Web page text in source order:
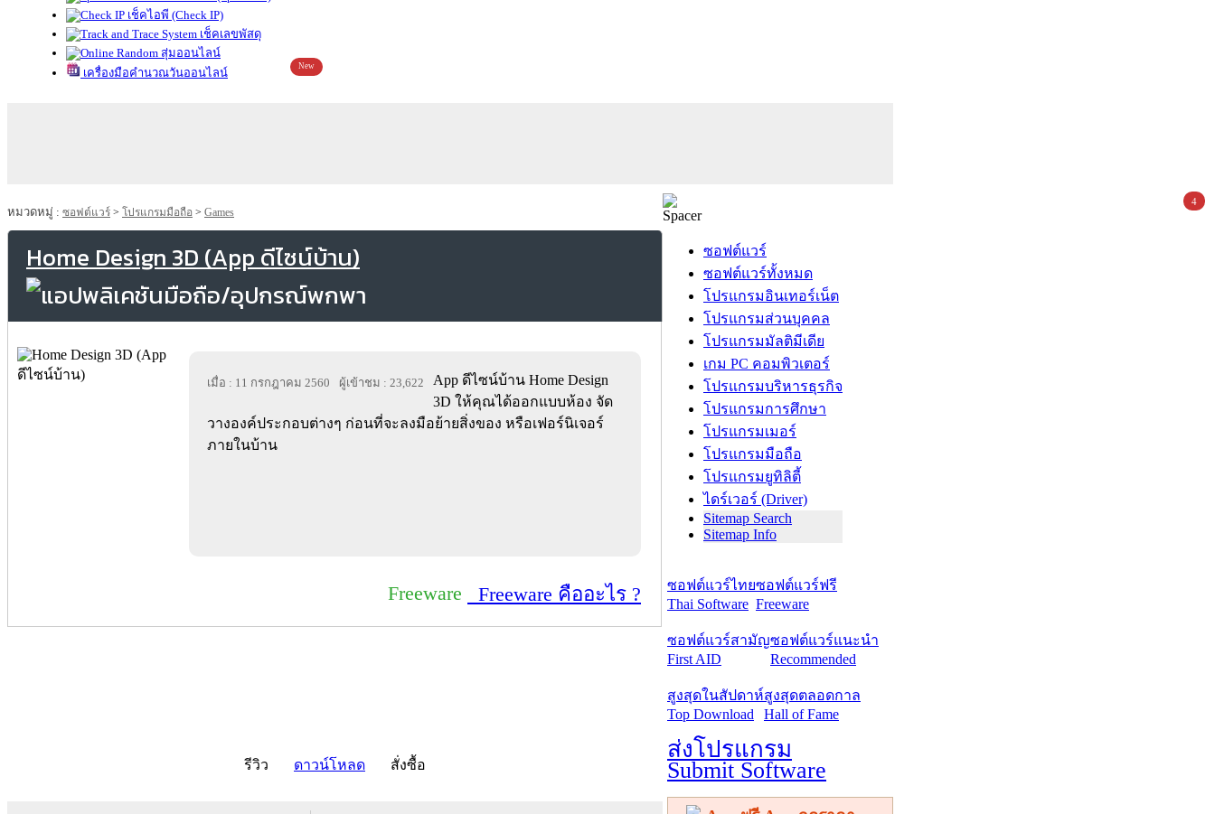
เช็คไอพี (Check IP)
เช็คเลขพัสดุ
สุ่มออนไลน์
เครื่องมือคำนวณวันออนไลน์
New
หมวดหมู่ : ซอฟต์แวร์ > โปรแกรมมือถือ > Games
Home Design 3D (App ดีไซน์บ้าน)
เมื่อ : 11 กรกฎาคม 2560 ผู้เข้าชม : 23,622
App ดีไซน์บ้าน Home Design
3D ให้คุณได้ออกแบบห้อง จัด
วางองค์ประกอบต่างๆ ก่อนที่จะลงมือย้ายสิ่งของ หรือเฟอร์นิเจอร์
ภายในบ้าน
Freeware Freeware คืออะไร ?
รีวิว ดาวน์โหลด สั่งซื้อ
ซอฟต์แวร์
ซอฟต์แวร์ทั้งหมด
โปรแกรมอินเทอร์เน็ต
โปรแกรมส่วนบุคคล
โปรแกรมมัลติมีเดีย
เกม PC คอมพิวเตอร์
โปรแกรมบริหารธุรกิจ
โปรแกรมการศึกษา
โปรแกรมเมอร์
โปรแกรมมือถือ
โปรแกรมยูทิลิตี้
ไดร์เวอร์ (Driver)
Sitemap Search
Sitemap Info
ซอฟต์แวร์ไทย
Thai Software
ซอฟต์แวร์ฟรี
Freeware
ซอฟต์แวร์สามัญ
First AID
ซอฟต์แวร์แนะนำ
Recommended
สูงสุดในสัปดาห์
Top Download
สูงสุดตลอดกาล
Hall of Fame
ส่งโปรแกรม
Submit Software
4